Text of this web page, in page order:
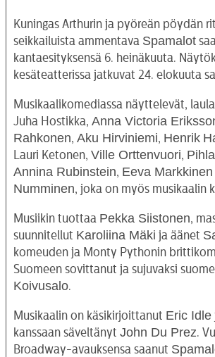
Kuningas Arthurin ja pyöreän pöydän
seikkailuista ammentava Spamalot
kantaesityksensä 6. heinäkuuta.
kesäteatterissa jatkuvat 24. elokuuta
Musikaalikomediassa näyttelevät,
Juha Hostikka, Anna Victoria
Rahkonen, Aku Hirviniemi, Henrik
Lauri Ketonen, Ville Orttenvuori,
Annina Rubinstein, Eeva Markkinen
Numminen, joka on myös musikaalin
Musiikin tuottaa Pekka Siistonen,
suunnitellut Karoliina Mäki ja äänet
komeuden ja Monty Pythonin
Suomeen sovittanut ja sujuvaksi
Koivusalo.
Musikaalin on käsikirjoittanut Eric Idle
kanssaan säveltänyt John Du Prez.
Broadway-avauksensa saanut